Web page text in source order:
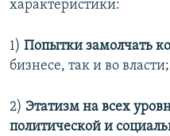
характеристики:
1) Попытки замолчать
бизнесе, так и во власти;
2) Этатизм на всех
политической и